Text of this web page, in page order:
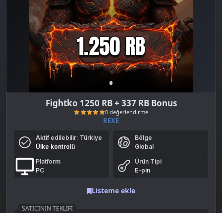
Fightko 1250 RB + 337 RB Bonus
0 değerlendirme
REXE
Aktif edilebilir: Türkiye
Ülke kontrolü
Bölge
Global
Platform
PC
Ürün Tipi
E-pin
Listeme ekle
SATICININ TEKLIFI